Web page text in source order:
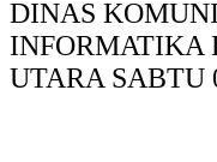
DINAS
UTARA SABTU